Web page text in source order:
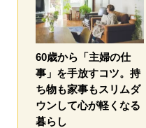
60歳から「主婦の仕
事」を手放すコツ。持
ち物も家事もスリムダ
ウンして心が軽くなる
暮らし